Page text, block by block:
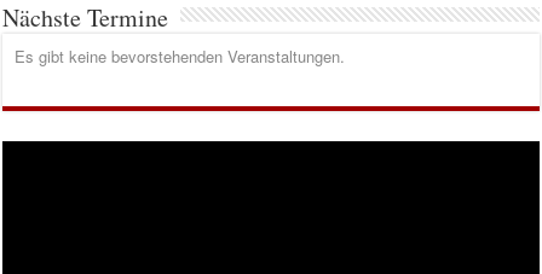
Nächste Termine
Es gibt keine bevorstehenden Veranstaltungen.